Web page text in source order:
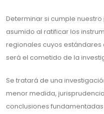
Determinar si cumple
asumido al ratificar los
regionales cuyos
será el cometido de la
Se tratará de una
menor medida,
conclusiones